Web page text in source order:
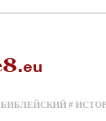
БИБЛЕЙСКИЙ #